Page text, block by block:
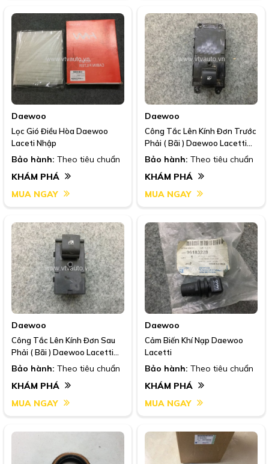
Daewoo
Lọc Gió Điều Hòa Daewoo
Laceti Nhập
Bảo hành: Theo tiêu chuẩn
KHÁM PHÁ
MUA NGAY
Daewoo
Công Tắc Lên Kính Đơn Trước
Phải ( Bãi ) Daewoo Lacetti
Nhập ,2008-2013
Bảo hành: Theo tiêu chuẩn
KHÁM PHÁ
MUA NGAY
Daewoo
Công Tắc Lên Kính Đơn Sau
Phải ( Bãi ) Daewoo Lacetti
Nhập ,2008-2013
Bảo hành: Theo tiêu chuẩn
KHÁM PHÁ
MUA NGAY
Daewoo
Cảm Biến Khí Nạp Daewoo
Lacetti
Bảo hành: Theo tiêu chuẩn
KHÁM PHÁ
MUA NGAY